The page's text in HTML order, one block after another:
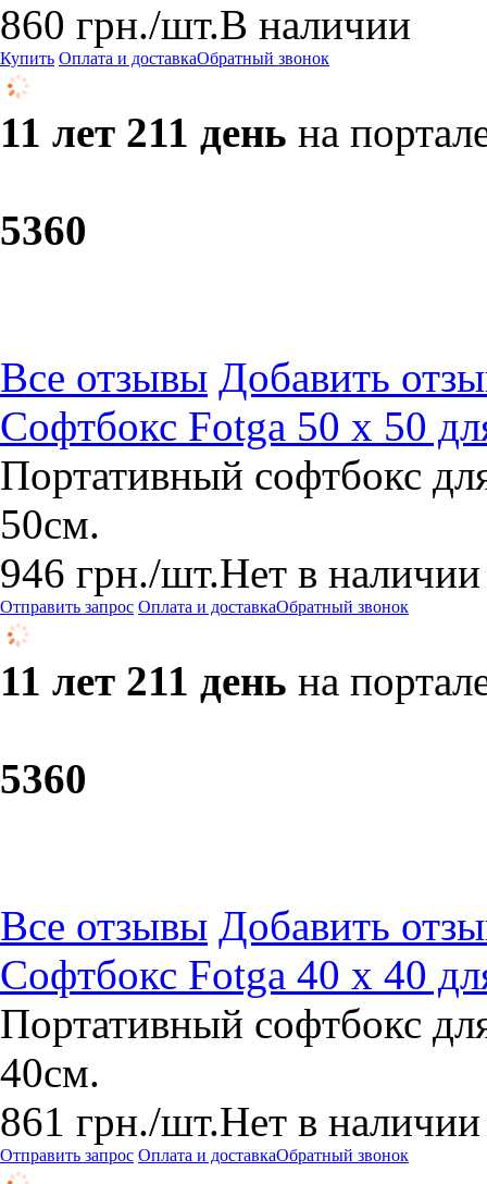
860 грн./шт.В наличии
Купить Оплата и доставкаОбратный звонок
11 лет 211 день на
5360
Все отзывы Добавить
Софтбокс Fotga 50 х 50
Портативный софтбокс
50см.
946 грн./шт.Нет в наличии
Отправить запрос Оплата и доставкаОбратный звонок
11 лет 211 день на
5360
Все отзывы Добавить
Софтбокс Fotga 40 х 40
Портативный софтбокс
40см.
861 грн./шт.Нет в наличии
Отправить запрос Оплата и доставкаОбратный звонок